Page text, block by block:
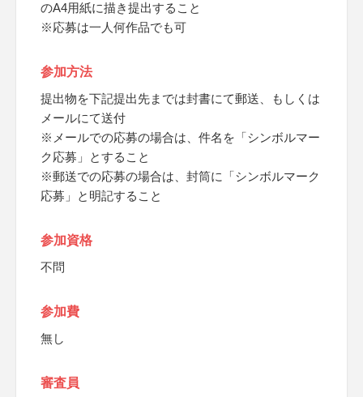
のA4用紙に描き提出すること
※応募は一人何作品でも可
参加方法
提出物を下記提出先までは封書にて郵送、もしくは
メールにて送付
※メールでの応募の場合は、件名を「シンボルマー
ク応募」とすること
※郵送での応募の場合は、封筒に「シンボルマーク
応募」と明記すること
参加資格
不問
参加費
無し
審査員